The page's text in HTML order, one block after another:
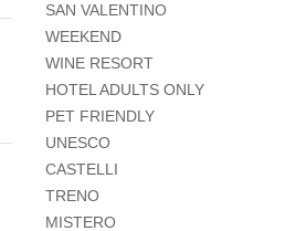
SAN VALENTINO
WEEKEND
WINE RESORT
HOTEL ADULTS ONLY
PET FRIENDLY
UNESCO
CASTELLI
TRENO
MISTERO